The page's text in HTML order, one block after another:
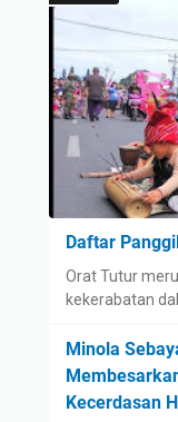
Daftar
Orat Tutur
kekerabatan
Minola
Kecerdasan